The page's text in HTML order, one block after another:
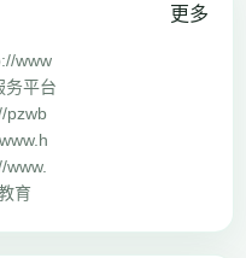
更多
www
务平台
pzwb
育